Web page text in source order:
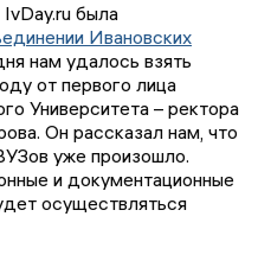
была
Ивановских
нам удалось взять
от первого лица
Университета – ректора
Он рассказал нам, что
уже произошло.
и документационные
осуществляться